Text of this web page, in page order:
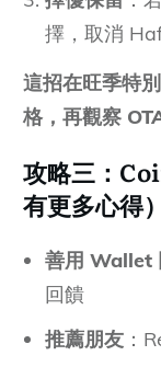
擇，取消
這招在旺季特
格，再觀察
攻略三：
有更多心得）
善用 Wallet
回饋
推薦朋友 ：